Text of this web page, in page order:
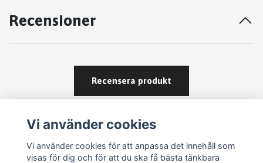
Recensioner
Recensera produkt
Vi använder cookies
Vi använder cookies för att anpassa det innehåll som
visas för dig och för att du ska få bästa tänkbara